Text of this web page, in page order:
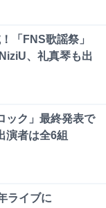
「FNS歌謡祭」
、礼真琴も出
ック」最終発表で
演者は全6組
ライブに